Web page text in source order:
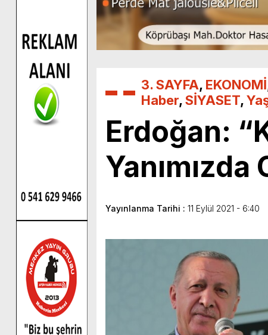
3. SAYFA, EKONOMİ
Haber,SİYASET,
Erdoğan:
Yayınlanma Tarihi : 11 Eylül 2021 - 6:40